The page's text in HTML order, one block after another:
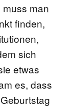
man
finden,
sich
etwas
es, dass